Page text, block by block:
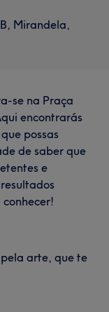
Mirandela,
se na Praça
encontrarás
possas
de saber que
e
arte, que te